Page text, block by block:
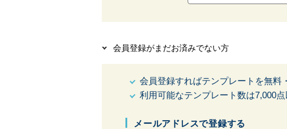
会員登録がまだお済みでない方
会員登録すればテンプレートを無料
利用可能なテンプレート数は7,000点
メールアドレスで登録する